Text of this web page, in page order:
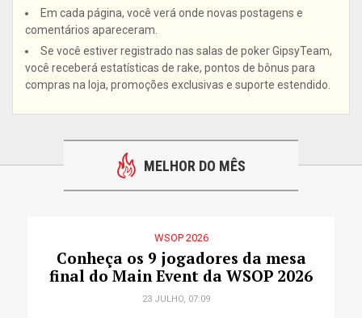
Em cada página, você verá onde novas postagens e
comentários apareceram.
Se você estiver registrado nas salas de poker GipsyTeam,
você receberá estatísticas de rake, pontos de bônus para
compras na loja, promoções exclusivas e suporte estendido.
MELHOR DO MÊS
WSOP 2026
Conheça os 9 jogadores da mesa
final do Main Event da WSOP 2026
23 JULHO, 07:09